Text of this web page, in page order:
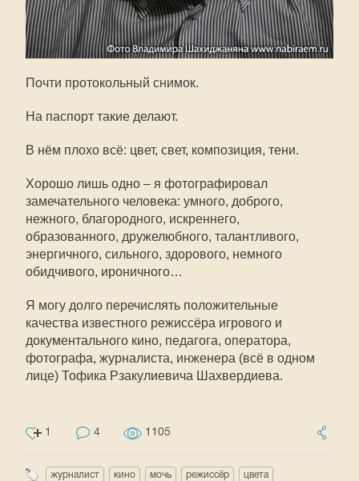
Почти протокольный снимок.
На паспорт такие делают.
В нём плохо всё: цвет, свет, композиция, тени.
Хорошо лишь одно – я фотографировал
замечательного человека: умного, доброго,
нежного, благородного, искреннего,
образованного, дружелюбного, талантливого,
энергичного, сильного, здорового, немного
обидчивого, ироничного…
Я могу долго перечислять положительные
качества известного режиссёра игрового и
документального кино, педагога, оператора,
фотографа, журналиста, инженера (всё в одном
лице) Тофика Рзакулиевича Шахвердиева.
1 4 1105
журналист кино мочь режиссёр цвета